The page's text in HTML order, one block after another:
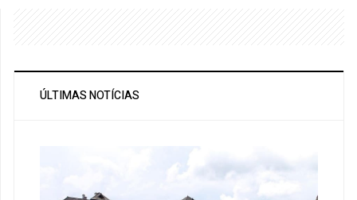
ÚLTIMAS NOTÍCIAS